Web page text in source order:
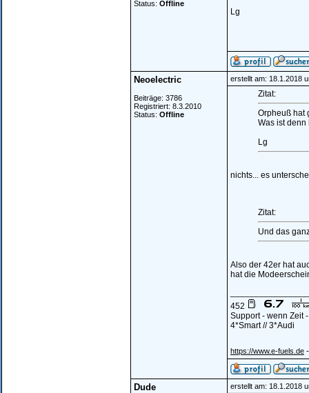
Status: Offline
Lg
Neoelectric
Beiträge: 3786
Registriert: 8.3.2010
Status: Offline
erstellt am: 18.1.2018
Zitat:
Orpheuß hat
Was ist
Lg
nichts... es
Zitat:
Und das
Also der 42er hat
hat die
452
Support - wenn Zeit
4*Smart // 3*Audi
https://www.e-fuels.de
Dude erstellt am: 18.1.2018